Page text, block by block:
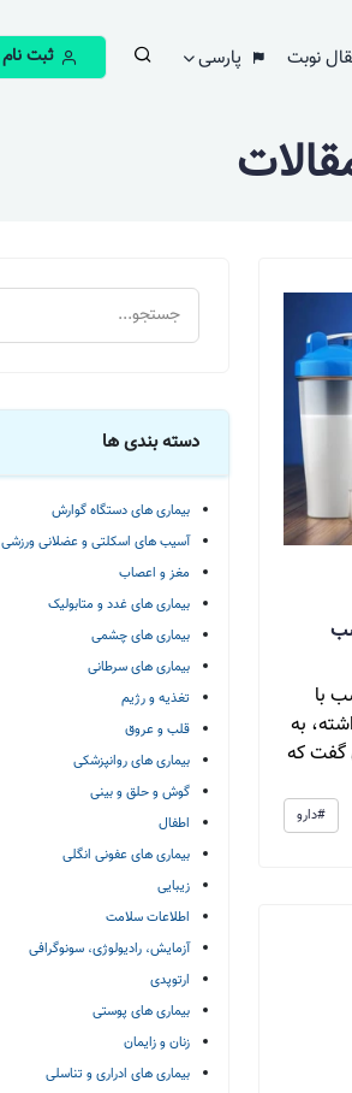
نوبت پارسی ثبت نام
با
به
گفت که
#دارو
دسته بندی ها
بیماری های دستگاه گوارش
آسیب های اسکلتی و عضلانی ورزشی
مغز و اعصاب
بیماری های غدد و متابولیک
بیماری های چشمی
بیماری های سرطانی
تغذیه و رژیم
قلب و عروق
بیماری های روانپزشکی
گوش و حلق و بینی
اطفال
بیماری های عفونی انگلی
زیبایی
اطلاعات سلامت
آزمایش، رادیولوژی، سونوگرافی
ارتوپدی
بیماری های پوستی
زنان و زایمان
بیماری های ادراری و تناسلی